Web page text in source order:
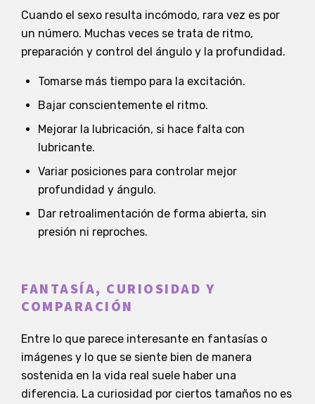
Cuando el sexo resulta incómodo, rara vez es por
un número. Muchas veces se trata de ritmo,
preparación y control del ángulo y la profundidad.
Tomarse más tiempo para la excitación.
Bajar conscientemente el ritmo.
Mejorar la lubricación, si hace falta con
lubricante.
Variar posiciones para controlar mejor
profundidad y ángulo.
Dar retroalimentación de forma abierta, sin
presión ni reproches.
FANTASÍA, CURIOSIDAD Y
COMPARACIÓN
Entre lo que parece interesante en fantasías o
imágenes y lo que se siente bien de manera
sostenida en la vida real suele haber una
diferencia. La curiosidad por ciertos tamaños no es